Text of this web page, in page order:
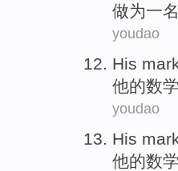
做为一
youdao
His
他的数学
youdao
His
他的数学